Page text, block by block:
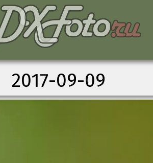
2017-09-09